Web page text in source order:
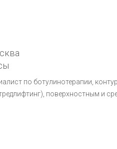
по ботулинотерапии,
поверхностным и